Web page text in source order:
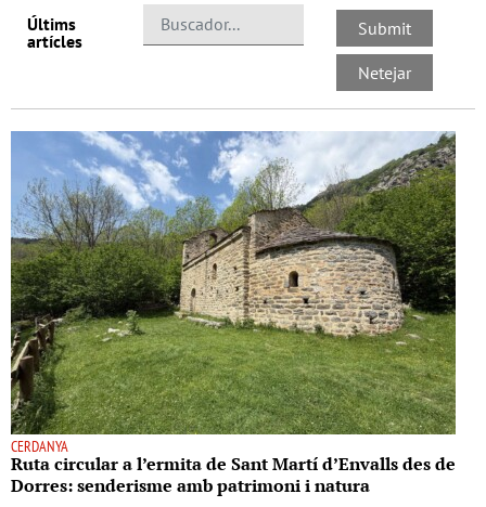
Últims
artícles
CERDANYA
Ruta circular a l’ermita de Sant Martí d’Envalls des de
Dorres: senderisme amb patrimoni i natura